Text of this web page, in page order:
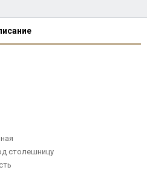
столешницу